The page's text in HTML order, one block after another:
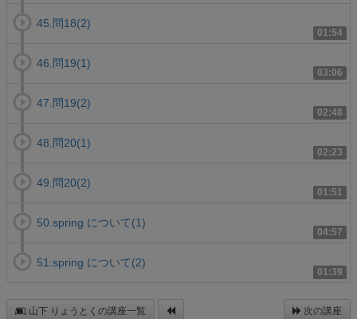
01:54
45.問18(2)
03:06
46.問19(1)
02:48
47.問19(2)
02:23
48.問20(1)
01:51
49.問20(2)
04:57
50.spring について(1)
01:39
51.spring について(2)
山下 りょうとくの講座一覧 次の講座